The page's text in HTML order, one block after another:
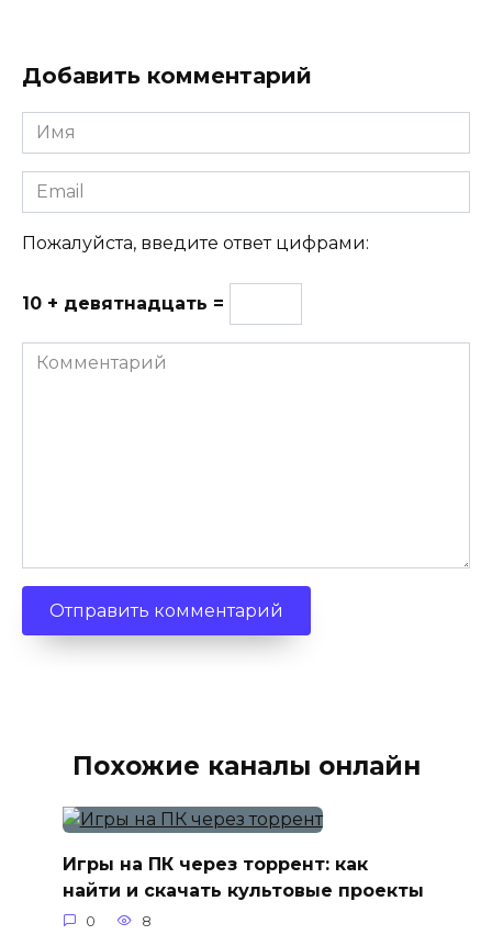
Добавить комментарий
Имя
Email
Пожалуйста, введите ответ цифрами:
10 + девятнадцать =
Комментарий
Похожие каналы онлайн
Игры на ПК через торрент: как
найти и скачать культовые проекты
0 8